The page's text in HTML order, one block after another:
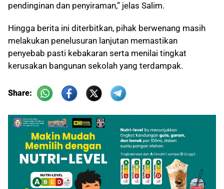
pendinginan dan penyiraman,” jelas Salim.
Hingga berita ini diterbitkan, pihak berwenang masih
melakukan penelusuran lanjutan memastikan
penyebab pasti kebakaran serta menilai tingkat
kerusakan bangunan sekolah yang terdampak.
Share: